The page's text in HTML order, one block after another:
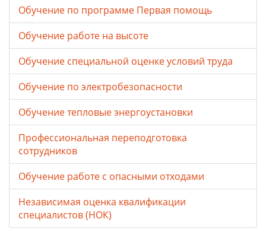
Обучение по программе Первая помощь
Обучение работе на высоте
Обучение специальной оценке условий труда
Обучение по электробезопасности
Обучение тепловые энергоустановки
Профессиональная переподготовка
сотрудников
Обучение работе с опасными отходами
Независимая оценка квалификации
специалистов (НОК)